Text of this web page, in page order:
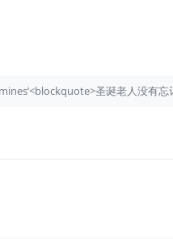
圣诞老人没有